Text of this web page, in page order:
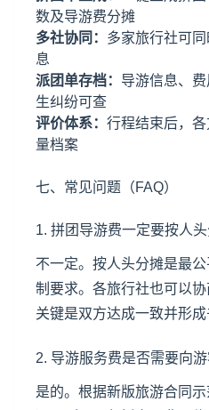
数及导游费分摊
多社协同： 多家旅行社可
息
派团单存档： 导游信息、
生纠纷可查
评价体系： 行程结束后，
量档案
七、常见问题（FAQ）
1. 拼团导游费一定要按人头
不一定。按人头分摊是最
制要求。各旅行社也可以协
关键是双方达成一致并形成
2. 导游服务费是否需要向游
是的。根据新版旅游合同